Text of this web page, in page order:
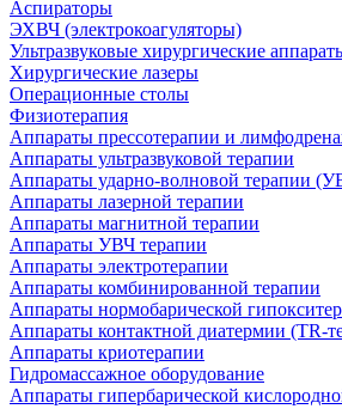
Аспираторы
ЭХВЧ (электрокоагуляторы)
Ультразвуковые хирургические
Хирургические лазеры
Операционные столы
Физиотерапия
Аппараты прессотерапии и
Аппараты ультразвуковой терапии
Аппараты ударно-волновой терапии
Аппараты лазерной терапии
Аппараты магнитной терапии
Аппараты УВЧ терапии
Аппараты электротерапии
Аппараты комбинированной терапии
Аппараты нормобарической
Аппараты контактной диатермии (TR-
Аппараты криотерапии
Гидромассажное оборудование
Аппараты гипербарической